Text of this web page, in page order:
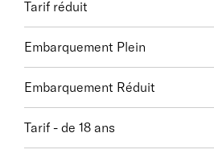
Tarif réduit
Embarquement Plein
Embarquement Réduit
Tarif - de 18 ans